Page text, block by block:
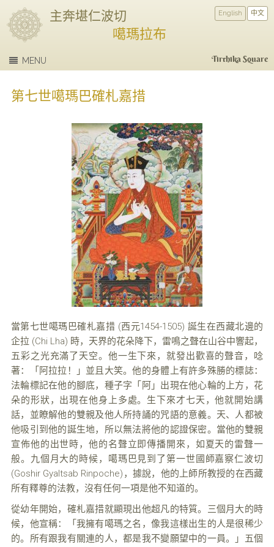
主奔堪仁波切
噶瑪拉布
Tirthika Square
English 中文
MENU
第七世噶瑪巴確札嘉措
當第七世噶瑪巴確札嘉措 (西元1454-1505) 誕生在西藏北邊的
企拉 (Chi Lha) 時，天界的花朵降下，雷鳴之聲在山谷中響起，
五彩之光充滿了天空。他一生下來，就發出歡喜的聲音，唸
著：「阿拉拉！」並且大笑。他的身體上有許多殊勝的標誌：
法輪標記在他的腳底，種子字「阿」出現在他心輪的上方，花
朵的形狀，出現在他身上多處。生下來才七天，他就開始講
話，並瞭解他的雙親及他人所持誦的咒語的意義。天、人都被
他吸引到他的誕生地，所以無法將他的認證保密。當他的雙親
宣佈他的出世時，他的名聲立即傳播開來，如夏天的雷聲一
般。九個月大的時候，噶瑪巴見到了第一世國師嘉察仁波切
(Goshir Gyaltsab Rinpoche)，據說，他的上師所教授的在西藏
所有釋尊的法教，沒有任何一項是他不知道的。
從幼年開始，確札嘉措就顯現出他超凡的特質。三個月大的時
候，他宣稱：「我擁有噶瑪之名，像我這樣出生的人是很稀少
的。所有跟我有關連的人，都是我不變願望中的一員。」五個